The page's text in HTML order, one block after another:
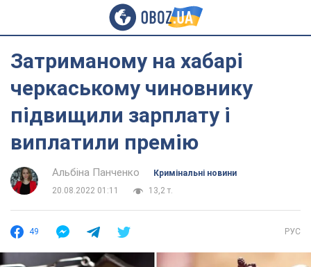
Затриманому на хабарі
черкаському чиновнику
підвищили зарплату і
виплатили премію
Альбіна Панченко
Кримінальні новини
20.08.2022 01:11
13,2 т.
49 РУС